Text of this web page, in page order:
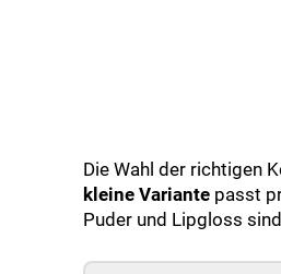
Die Wahl der richtigen
kleine Variante passt
Puder und Lipgloss